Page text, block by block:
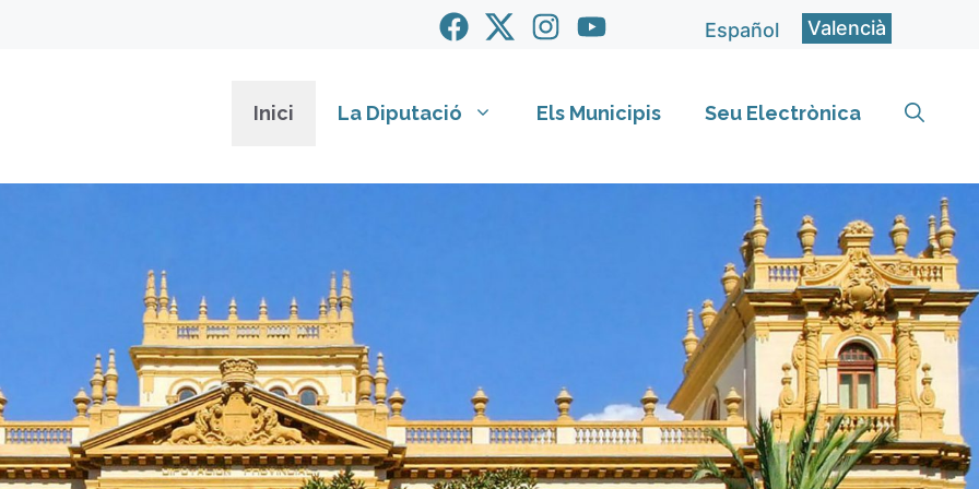
Español Valencià
Inici La Diputació Els Municipis Seu Electrònica